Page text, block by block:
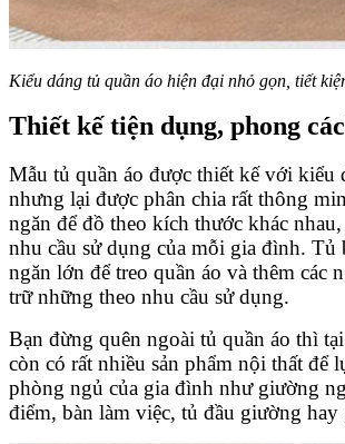
Kiểu dáng tủ quần áo hiện đại nhỏ gọn, tiết
Thiết kế tiện dụng, phong
Mẫu tủ quần áo được thiết kế với kiểu
nhưng lại được phân chia rất thông
ngăn để đồ theo kích thước khác
nhu cầu sử dụng của mỗi gia đình. Tủ
ngăn lớn để treo quần áo và thêm các
trữ những theo nhu cầu sử dụng.
Bạn đừng quên ngoài tủ quần áo thì
còn có rất nhiều sản phẩm nội thất để
phòng ngủ của gia đình như giường
điểm, bàn làm việc, tủ đầu giường hay